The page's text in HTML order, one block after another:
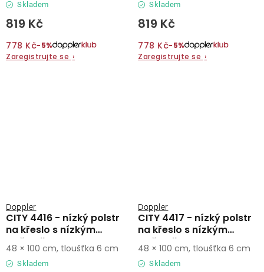
Skladem
819 Kč
778 Kč−5%
Zaregistrujte se ›
Skladem
819 Kč
778 Kč−5%
Zaregistrujte se ›
CITY 4416 - nízký polstr
na křeslo s nízkým
opěradlem
Doppler
Skladem
48 × 100 cm, tloušťka 6 cm
CITY 4417 - nízký polstr
na křeslo s nízkým
opěradlem
Doppler
Skladem
48 × 100 cm, tloušťka 6 cm